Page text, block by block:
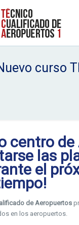
curso
centro de
las
el
de Aeropuertos
en los aeropuertos.